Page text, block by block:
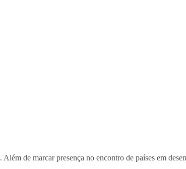
. Além de marcar presença no encontro de países em